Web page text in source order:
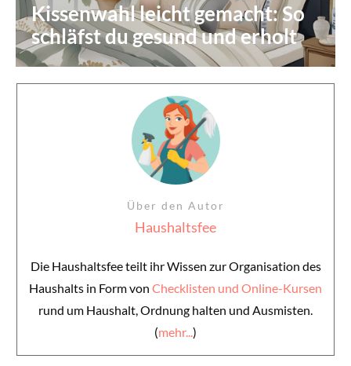
Kissenwahl leicht gemacht: So
schläfst du gesund und erholt
Über den Autor
Haushaltsfee
Die Haushaltsfee teilt ihr Wissen zur Organisation des
Haushalts in Form von Checklisten und Online-Kursen
rund um Haushalt, Ordnung halten und Ausmisten.
(mehr...)